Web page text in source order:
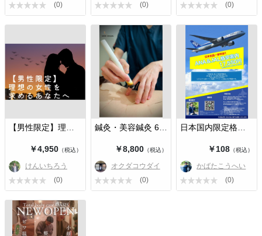
(0)
(0)
(0)
￥4,950（税込）
けんいちろう
(0)
鍼灸・美容鍼灸 60分
￥8,800 （税込）
オクダコウダイ
(0)
￥108（税込）
かばたこうへい
(0)